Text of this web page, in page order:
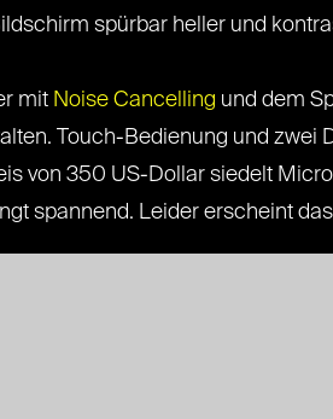
spürbar heller und
mit Noise Cancelling und dem
Touch-Bedienung und zwei
von 350 US-Dollar siedelt
spannend. Leider erscheint